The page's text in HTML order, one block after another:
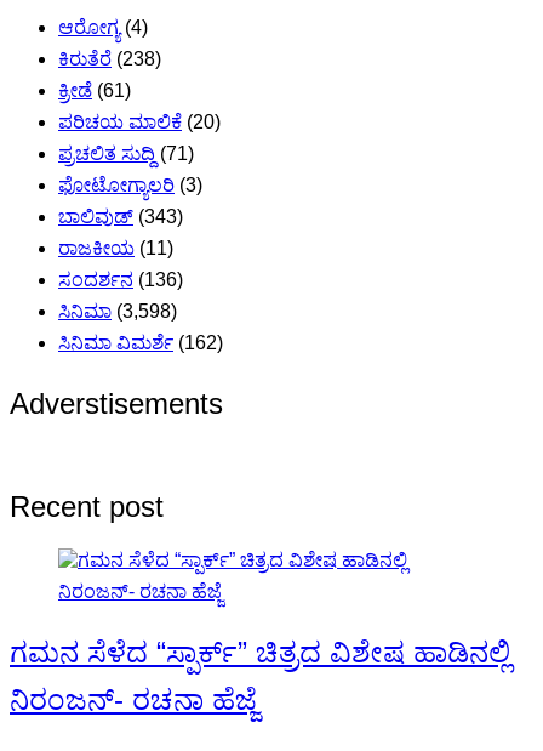
ಆರೋಗ್ಯ(4)
ಕಿರುತೆರೆ (238)
ಕ್ರೀಡೆ (61)
ಪರಿಚಯ ಮಾಲಿಕೆ (20)
ಪ್ರಚಲಿತ ಸುದ್ದಿ (71)
ಫೋಟೋಗ್ಯಾಲರಿ (3)
ಬಾಲಿವುಡ್ (343)
ರಾಜಕೀಯ (11)
ಸಂದರ್ಶನ (136)
ಸಿನಿಮಾ (3,598)
ಸಿನಿಮಾ ವಿಮರ್ಶೆ (162)
Adverstisements
Recent post
ಗಮನ ಸೆಳೆದ “ಸ್ಪಾರ್ಕ್” ಚಿತ್ರದ ವಿಶೇಷ ಹಾಡಿನಲ್ಲಿ
ನಿರಂಜನ್- ರಚನಾ ಹೆಜ್ಜೆ